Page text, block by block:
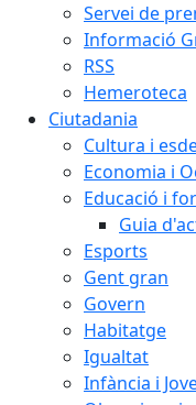
Servei de
Informació
RSS
Hemeroteca
Ciutadania
Cultura i
Economia i
Educació i
Guia
Esports
Gent gran
Govern
Habitatge
Igualtat
Infància i